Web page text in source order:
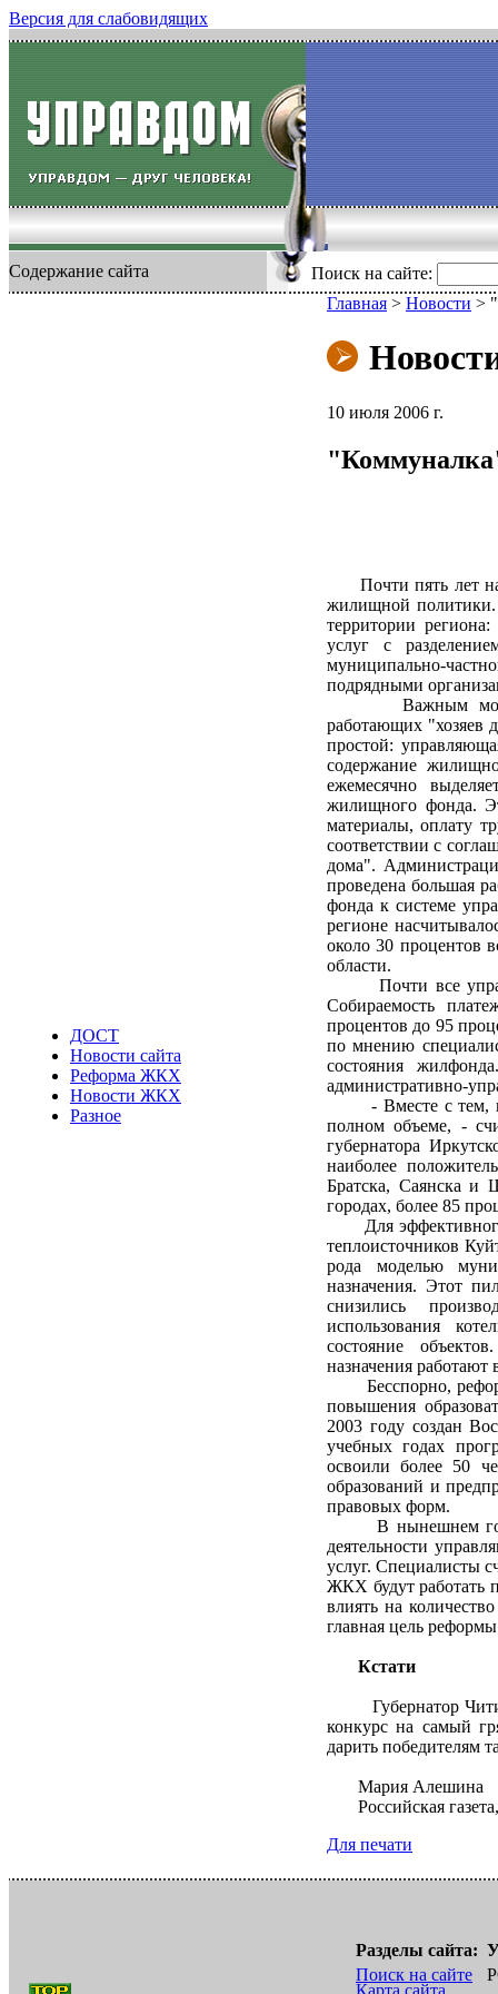
Версия для слабовидящих
Содержание сайта Поиск на сайте:
ДОСТ
Новости сайта
Реформа ЖКХ
Новости ЖКХ
Разное
Главная > Новости >
10 июля 2006 г.
Почти пять лет
жилищной политики.
территории
услуг с
муниципально-
подрядными
Важным
работающих "хозяев
простой:
содержание
ежемесячно
жилищного фонда.
материалы, оплату
соответствии с
дома".
проведена большая
фонда к системе
регионе
около 30 процентов
области.
Почти все
Собираемость
процентов до 95
по мнению
состояния
административно-
- Вместе с тем, не
полном объеме, -
губернатора
наиболее
Братска, Саянска и
городах, более 85
Для эффективного
теплоисточников
рода моделью
назначения. Этот
снизились
использования
состояние
назначения
Бесспорно,
повышения
2003 году создан
учебных годах
освоили более 50
образований и
правовых форм.
В нынешнем году
деятельности
услуг. Специалисты
ЖКХ будут работать
влиять на
главная цель
Кстати
Губернатор
конкурс на самый
дарить победителям
Мария Алешина
Российская
Для печати
Разделы сайта:
Поиск на сайте
Карта сайта